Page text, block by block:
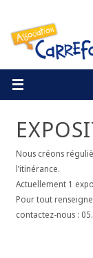
Nous créons
l’itinérance.
Actuellement 1
Pour tout
contactez-nous :